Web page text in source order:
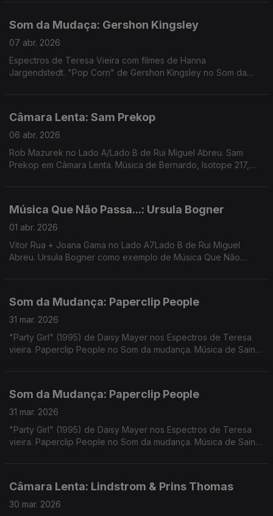
Som da Mudaça: Gershon Kingsley
07 abr. 2026
Espectros de Teresa Vieira com filmes de Hanna
Jargendstedt. "Pop Corn" de Gershon Kingsley no Som da
Câmara Lenta: Sam Prekop
06 abr. 2026
Rob Mazurek no Lado A/Lado B de Rui Miguel Abreu. Sam
Prekop em Câmara Lenta. Música de Bernardo, Isotope 217,
Música Que Não Passa...: Ursula Bogner
01 abr. 2026
Vitor Rua + Joana Gama no Lado A7Lado B de Rui Miguel
Abreu. Ursula Bogner como exemplo de Música Que Não
Som da Mudança: Paperclip People
31 mar. 2026
"Party Girl" (1995) de Daisy Mayer nos Espectros de Teresa
vieira. Paperclip People no Som da mudança. Música de Saint
Som da Mudança: Paperclip People
31 mar. 2026
"Party Girl" (1995) de Daisy Mayer nos Espectros de Teresa
vieira. Paperclip People no Som da mudança. Música de Saint
Câmara Lenta: Lindstrom & Prins Thomas
30 mar. 2026